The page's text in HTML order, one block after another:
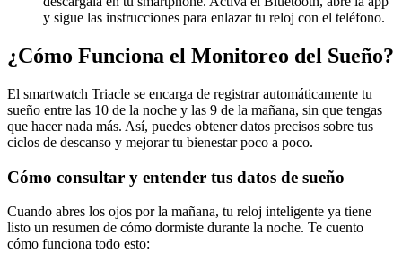
y sigue las instrucciones para enlazar tu reloj con el teléfono.
¿Cómo Funciona el Monitoreo del Sueño?
El smartwatch Triacle se encarga de registrar automáticamente tu
sueño entre las 10 de la noche y las 9 de la mañana, sin que tengas
que hacer nada más. Así, puedes obtener datos precisos sobre tus
ciclos de descanso y mejorar tu bienestar poco a poco.
Cómo consultar y entender tus datos de sueño
Cuando abres los ojos por la mañana, tu reloj inteligente ya tiene
listo un resumen de cómo dormiste durante la noche. Te cuento
cómo funciona todo esto: